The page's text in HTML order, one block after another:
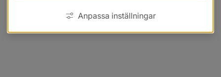
Anpassa inställningar